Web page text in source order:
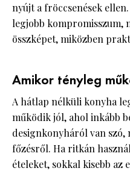
nyújt a fröccsenések
legjobb kompromisszum,
összképet, miközben
Amikor tényleg
A hátlap nélküli konyha
működik jól, ahol inkább
designkonyháról van
főzésről. Ha ritkán
ételeket, sokkal kisebb az